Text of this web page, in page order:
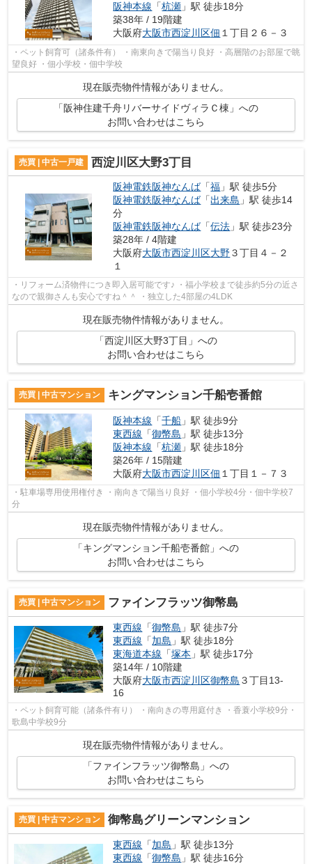
阪神本線 「杭瀬 」駅 徒歩18分
築38年 / 19階建
大阪府大阪市西淀川区佃 １丁目２６－３
・ペット飼育可（諸条件有） ・南東向きで陽当り良好 ・高層階のお部屋で眺
望良好 ・佃小学校・佃中学校
現在販売物件情報がありません。
「阪神住建千舟リバーサイドヴィラＣ棟」への
お問い合わせはこちら
売買 | 中古一戸建 西淀川区大野3丁目
阪神電鉄阪神なんば「福 」駅 徒歩5分
阪神電鉄阪神なんば「出来島 」駅 徒歩14
分
阪神電鉄阪神なんば「伝法 」駅 徒歩23分
築28年 / 4階建
大阪府大阪市西淀川区大野３丁目４－２
１
・リフォーム済物件につき即入居可能です♪ ・福小学校まで徒歩約5分の近さ
なので親御さんも安心ですね＾＾ ・独立した4部屋の4LDK
現在販売物件情報がありません。
「西淀川区大野3丁目」への
お問い合わせはこちら
売買 | 中古マンション キングマンション千船壱番館
阪神本線 「千船 」駅 徒歩9分
東西線 「御幣島 」駅 徒歩13分
阪神本線 「杭瀬 」駅 徒歩18分
築26年 / 15階建
大阪府大阪市西淀川区佃 １丁目１－７３
・駐車場専用使用権付き ・南向きで陽当り良好 ・佃小学校4分・佃中学校7
分
現在販売物件情報がありません。
「キングマンション千船壱番館」への
お問い合わせはこちら
売買 | 中古マンション ファインフラッツ御幣島
東西線 「御幣島 」駅 徒歩7分
東西線 「加島 」駅 徒歩18分
東海道本線 「塚本 」駅 徒歩17分
築14年 / 10階建
大阪府大阪市西淀川区御幣島 ３丁目13-
16
・ペット飼育可能（諸条件有り） ・南向きの専用庭付き ・香蓑小学校9分・
歌島中学校9分
現在販売物件情報がありません。
「ファインフラッツ御幣島」への
お問い合わせはこちら
売買 | 中古マンション 御幣島グリーンマンション
東西線 「加島 」駅 徒歩13分
東西線 「御幣島 」駅 徒歩16分